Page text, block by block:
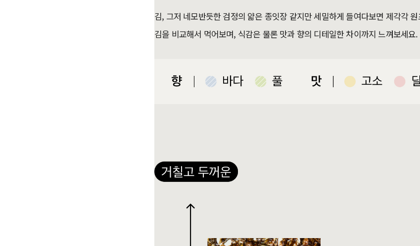
김, 그저 네모반듯한 검정의 얇은 종잇장 같지만 세밀하게 들여다보면 제각각
김을 비교해서 먹어보며, 식감은 물론 맛과 향의 디테일한 차이까지 느껴보세요.